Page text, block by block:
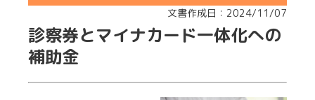
文書作成日：2024/11/07
診察券とマイナカード一体化への
補助金